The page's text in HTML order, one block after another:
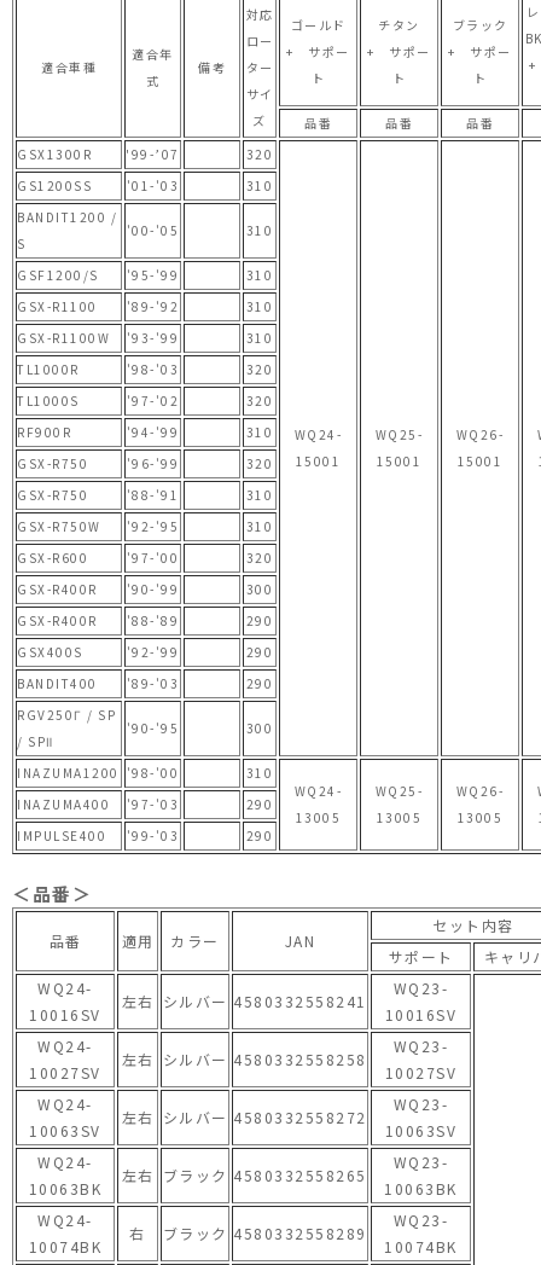
適合車種
適合年
式
備考
対応
ロー
ター
サイ
ズ
ゴールド
+ サポー
ト
チタン
+ サポー
ト
ブラック
+ サポー
ト
品番 品番
品番
GSX1300R
'99-’07 320
WQ24-
15001
WQ25-
15001
WQ26-
15001
GS1200SS '01-'03
310
BANDIT1200 /
S
'00-'05 310
GSF1200/S '95-'99
310
GSX-R1100
'89-'92
310
GSX-R1100W
'93-'99
310
TL1000R
'98-'03
320
TL1000S
'97-'02
320
RF900R
'94-'99
310
GSX-R750
'96-'99
320
GSX-R750
'88-'91
310
GSX-R750W
'92-'95
310
GSX-R600
'97-'00
320
GSX-R400R
'90-'99
300
GSX-R400R
'88-'89
290
GSX400S
'92-'99
290
BANDIT400
'89-'03
290
RGV250Γ / SP
/ SPⅡ
'90-'95 300
INAZUMA1200 '98-'00
310
WQ24-
13005
WQ25-
13005
WQ26-
13005
INAZUMA400 '97-'03
290
IMPULSE400
'99-'03 290
＜品番＞
品番 適用 カラー JAN
セット内容
サポート
キャリ
WQ24-
10016SV
左右 シルバー 4580332558241
WQ23-
10016SV
WQ24-
10027SV
左右 シルバー 4580332558258
WQ23-
10027SV
WQ24-
10063SV
左右 シルバー 4580332558272
WQ23-
10063SV
WQ24-
10063BK
左右 ブラック 4580332558265
WQ23-
10063BK
WQ24-
10074BK
右 ブラック 4580332558289
WQ23-
10074BK